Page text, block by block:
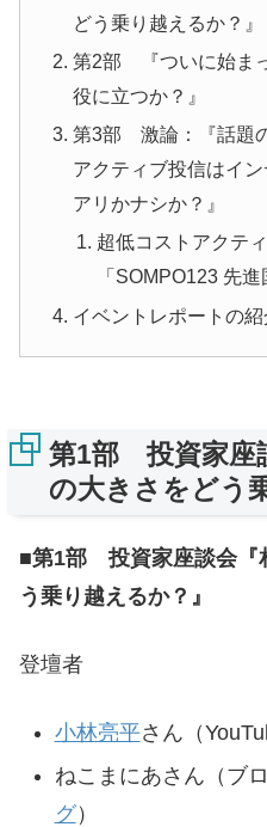
どう乗り越えるか？』
第2部 『ついに始ま
役に立つか？』
第3部 激論：『話題
アクティブ投信はイ
アリかナシか？』
超低コストアクテ
「SOMPO123 先進
イベントレポートの紹
第1部 投資家座
の大きさをどう
■第1部 投資家座談会『
う乗り越えるか？』
登壇者
小林亮平さん（
ねこまにあさん（ブロ
グ）